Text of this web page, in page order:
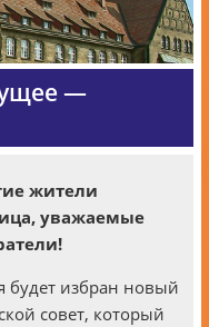
—
жители
уважаемые
будет избран новый
совет, который